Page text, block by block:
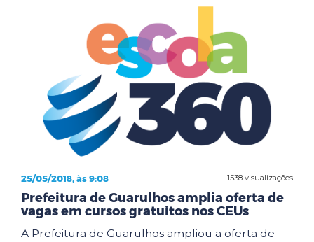
1538 visualizações
25/05/2018, às 9:08
Prefeitura de Guarulhos amplia oferta de
vagas em cursos gratuitos nos CEUs
A Prefeitura de Guarulhos ampliou a oferta de